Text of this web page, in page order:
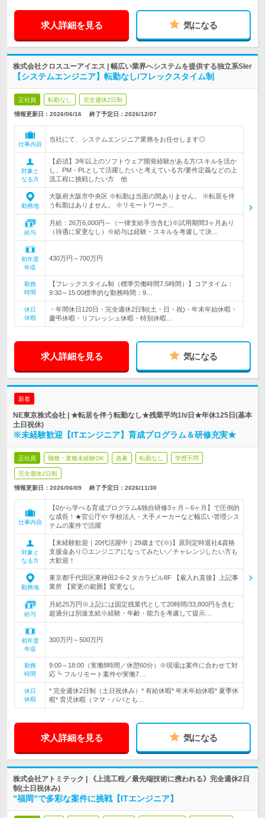
求人詳細を見る 気になる
株式会社クロスユーアイエス | 幅広い業界へシステムを提供する独立系SIer
【システムエンジニア】転勤なし/フレックスタイム制
正社員 転勤なし 完全週休2日制
情報更新日：2026/06/16 終了予定日： 2026/12/07
仕事内容
当社にて、システムエンジニア業務をお任せします◎
対象と
なる方
【必須】3年以上のソフトウェア開発経験がある方/スキルを活か
し、PM・PLとして活躍したいと考えている方/要件定義などの上
流工程に挑戦したい方 他
勤務地
大阪府大阪市中央区 ※転勤は当面の間ありません。 ※転居を伴
う転勤はありません。 ※リモートワーク…
給与
月給：26万6,000円～（一律支給手当含む)※試用期間3ヶ月あり
（待遇に変更なし）※給与は経験・スキルを考慮して決…
初年度
年収
430万円～700万円
勤務
時間
【フレックスタイム制（標準労働時間7.5時間）】コアタイム：
9:30～15:00標準的な勤務時間：9…
休日
休暇
・年間休日120日・完全週休2日制(土・日・祝)・年末年始休暇・
慶弔休暇・リフレッシュ休暇・特別休暇…
求人詳細を見る 気になる
新着
NE東京株式会社 | ★転居を伴う転勤なし★残業平均1h/日★年休125日(基本
土日祝休)
※未経験歓迎【ITエンジニア】育成プログラム＆研修充実★
正社員 職種・業種未経験OK 急募 転勤なし 学歴不問
完全週休2日制
情報更新日：2026/06/09 終了予定日： 2026/11/30
仕事内容
【0から学べる育成プログラム&独自研修3ヶ月～6ヶ月】で圧倒的
な成長！★官公庁や 学校法人・大手メーカーなど幅広い管理シス
テムの案件で活躍
対象と
なる方
【未経験歓迎｜20代活躍中｜29歳まで(※)】原則定時退社&資格
支援金あり◎エンジニアになってみたい／チャレンジしたい方も
大歓迎！
勤務地
東京都千代田区東神田2-6-2 タカラビル8F 【雇入れ直後】上記事
業所 【変更の範囲】変更なし
給与
月給25万円※上記には固定残業代として20時間/33,800円を含む
超過分は別途支給※経験・年齢・能力を考慮して提示…
初年度
年収
300万円～500万円
勤務
時間
9:00～18:00（実働8時間／休憩60分）※現場は案件に合わせて対
応┗ フルリモート案件や実働7…
休日
休暇
* 完全週休2日制（土日祝休み）* 有給休暇* 年末年始休暇* 夏季休
暇* 育児休暇（ママ・パパとも…
求人詳細を見る 気になる
株式会社アトミテック | 《上流工程／最先端技術に携われる》完全週休2日
制(土日祝休み)
”福岡”で多彩な案件に挑戦【ITエンジニア】